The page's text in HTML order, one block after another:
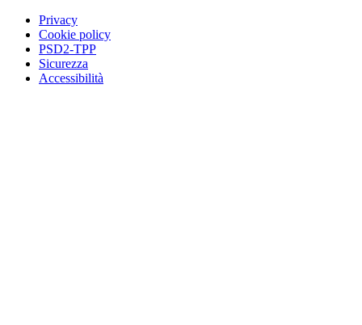
Privacy
Cookie policy
PSD2-TPP
Sicurezza
Accessibilità